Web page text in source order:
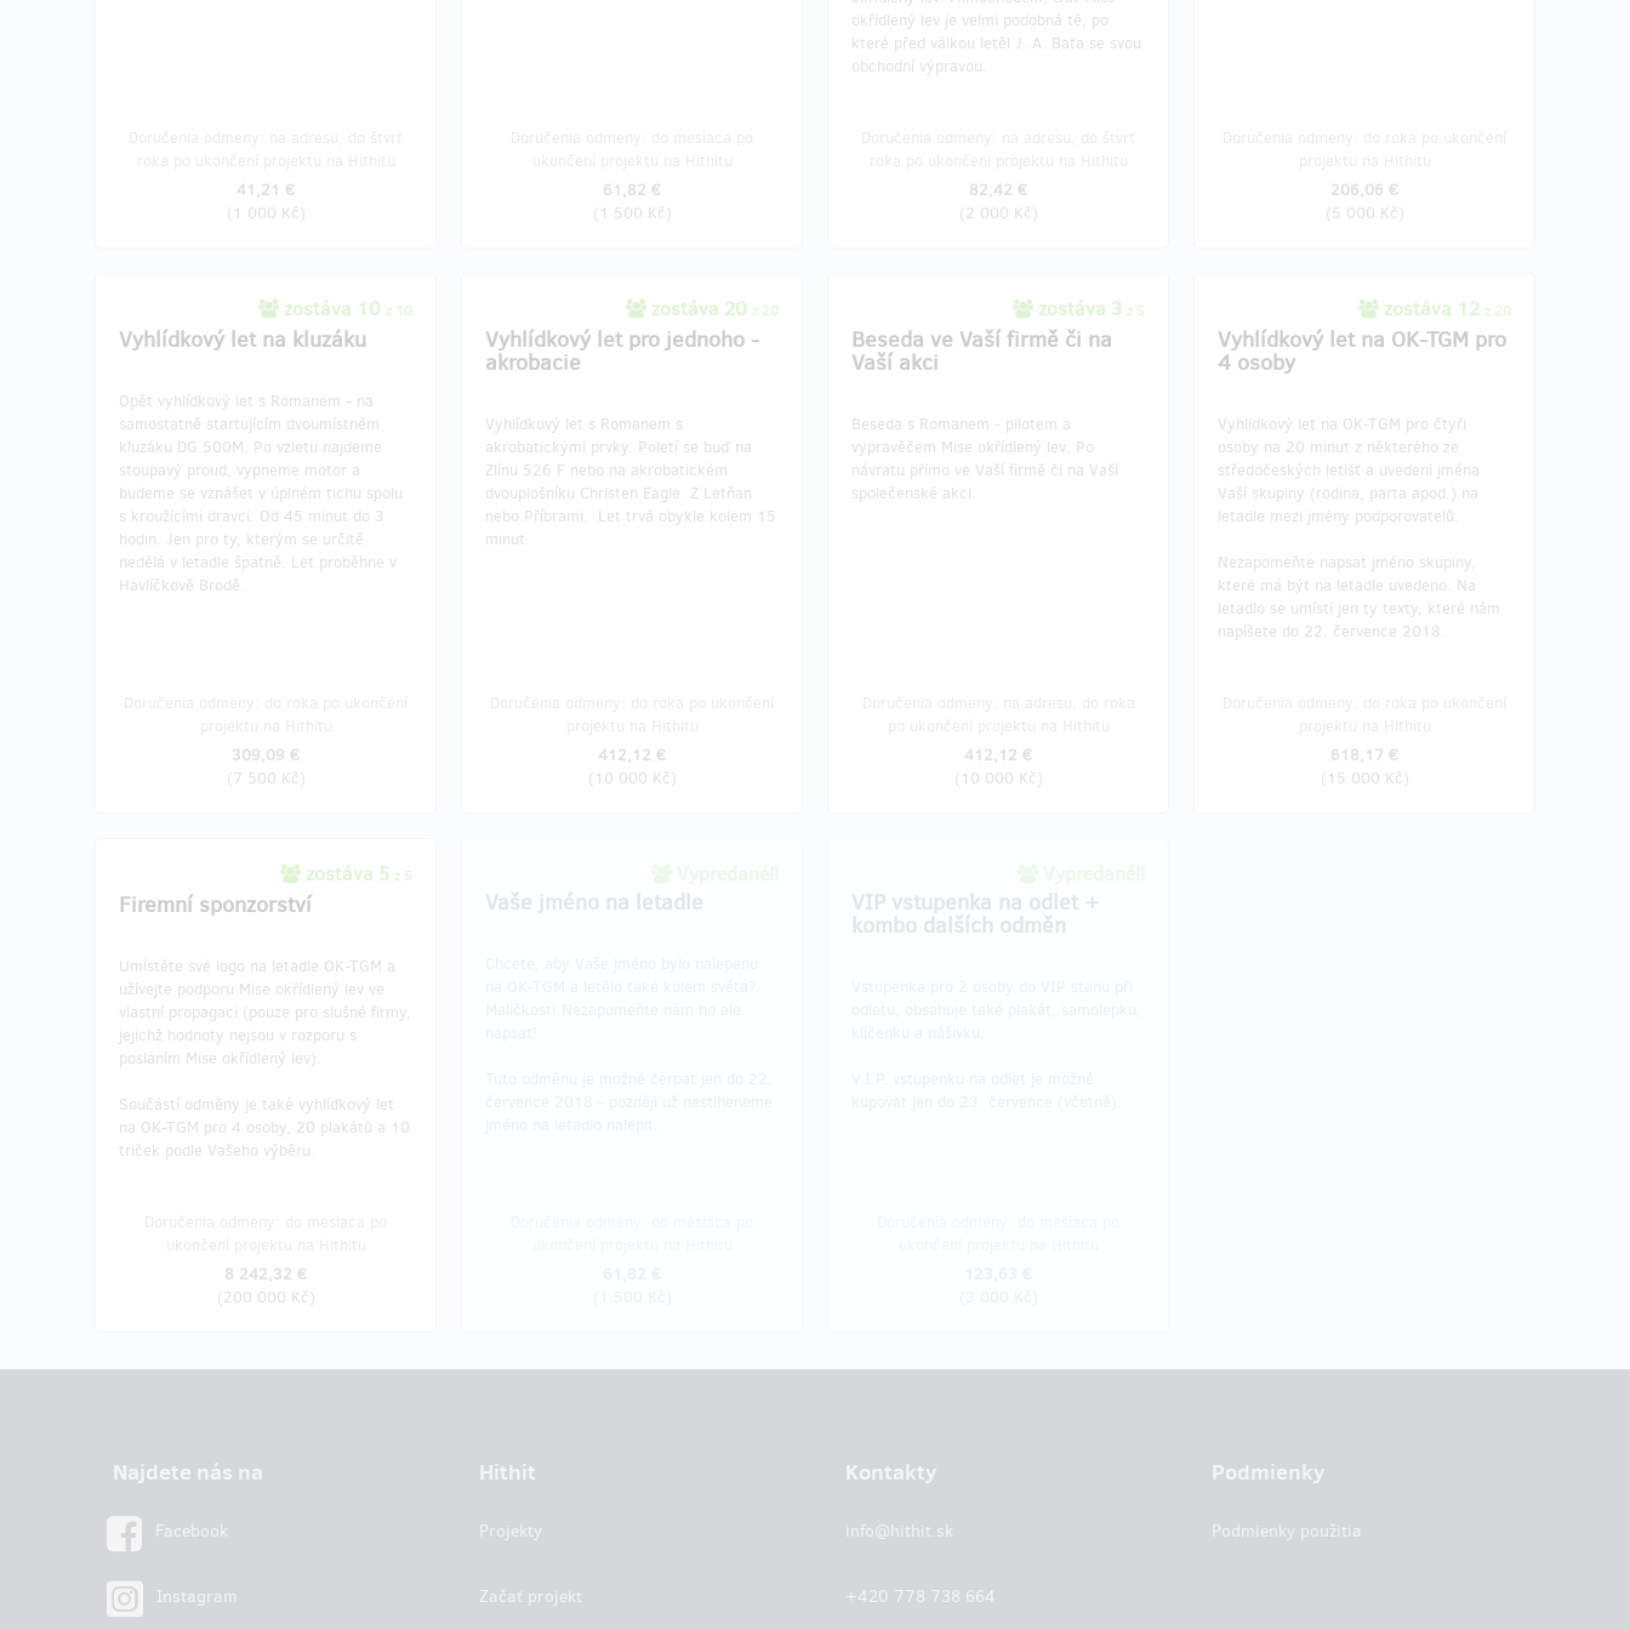
41,21 €
(1 000 Kč)
61,82 €
(1 500 Kč)
okřídlený lev je velmi podobná té, po
které před válkou letěl J. A. Baťa se svou
obchodní výpravou.
82,42 €
(2 000 Kč)
206,06 €
(5 000 Kč)
zostáva 10 z 10
Vyhlídkový let na kluzáku
Opět vyhlídkový let s Romanem - na
samostatně startujícím dvoumístném
kluzáku DG 500M. Po vzletu najdeme
stoupavý proud, vypneme motor a
budeme se vznášet v úplném tichu spolu
s kroužícími dravci. Od 45 minut do 3
hodin. Jen pro ty, kterým se určitě
nedělá v letadle špatně. Let proběhne v
Havlíčkově Brodě.
309,09 €
(7 500 Kč)
zostáva 20 z 20
Vyhlídkový let pro jednoho -
akrobacie
Vyhlídkový let s Romanem s
akrobatickými prvky. Poletí se buď na
Zlínu 526 F nebo na akrobatickém
dvouplošníku Christen Eagle. Z Letňan
nebo Příbrami. Let trvá obykle kolem 15
minut.
412,12 €
(10 000 Kč)
zostáva 3 z 5
Beseda ve Vaší firmě či na
Vaší akci
Beseda s Romanem - pilotem a
vypravěčem Mise okřídlený lev. Po
návratu přímo ve Vaší firmě či na Vaší
společenské akci.
412,12 €
(10 000 Kč)
zostáva 12 z 20
Vyhlídkový let na OK-TGM pro
4 osoby
Vyhlídkový let na OK-TGM pro čtyři
osoby na 20 minut z některého ze
středočeských letišť a uvedení jména
Vaší skupiny (rodina, parta apod.) na
letadle mezi jmény podporovatelů.
Nezapomeňte napsat jméno skupiny,
které má být na letadle uvedeno. Na
letadlo se umístí jen ty texty, které nám
napíšete do 22. července 2018.
618,17 €
(15 000 Kč)
zostáva 5 z 5
Firemní sponzorství
Umístěte své logo na letadle OK-TGM a
užívejte podporu Mise okřídlený lev ve
vlastní propagaci (pouze pro slušné firmy,
jejichž hodnoty nejsou v rozporu s
posláním Mise okřídlený lev).
Součástí odměny je také vyhlídkový let
na OK-TGM pro 4 osoby, 20 plakátů a 10
triček podle Vašeho výběru.
8 242,32 €
(200 000 Kč)
Vaše jméno na letadle VIP vstupenka na odlet +
kombo dalších odměn
Najdete nás na
Facebook
Instagram
Hithit
Projekty
Začať projekt
Kontakty
info@hithit.sk
+420 778 738 664
Podmienky
Podmienky použitia